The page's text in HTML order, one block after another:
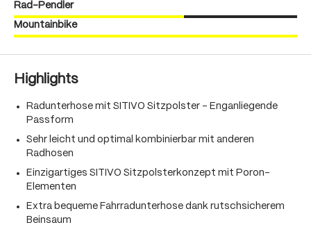
Rad-Pendler
Mountainbike
Highlights
Radunterhose mit SITIVO Sitzpolster - Enganliegende
Passform
Sehr leicht und optimal kombinierbar mit anderen
Radhosen
Einzigartiges SITIVO Sitzpolsterkonzept mit Poron-
Elementen
Extra bequeme Fahrradunterhose dank rutschsicherem
Beinsaum